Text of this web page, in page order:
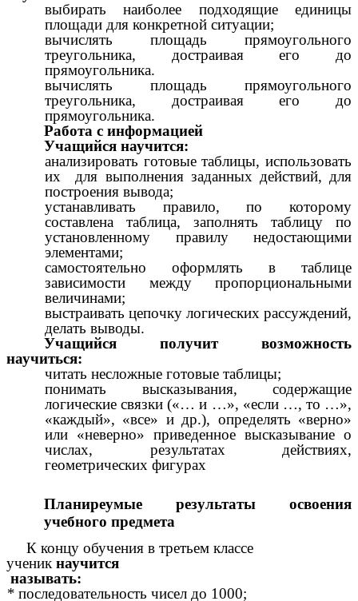
выбирать наиболее подходящие единицы
площади для конкретной ситуации;
вычислять площадь прямоугольного
треугольника, достраивая его до
прямоугольника.
вычислять площадь прямоугольного
треугольника, достраивая его до
прямоугольника.
Работа с информацией
Учащийся научится:
анализировать готовые таблицы, использовать
их для выполнения заданных действий, для
построения вывода;
устанавливать правило, по которому
составлена таблица, заполнять таблицу по
установленному правилу недостающими
элементами;
самостоятельно оформлять в таблице
зависимости между пропорциональными
величинами;
выстраивать цепочку логических рассуждений,
делать выводы.
Учащийся получит возможность
научиться:
читать несложные готовые таблицы;
понимать высказывания, содержащие
логические связки («… и …», «если …, то …»,
«каждый», «все» и др.), определять «верно»
или «неверно» приведенное высказывание о
числах, результатах действиях,
геометрических фигурах
Планиреумые результаты освоения
учебного предмета
К концу обучения в третьем классе
ученик научится
называть:
* последовательность чисел до 1000;